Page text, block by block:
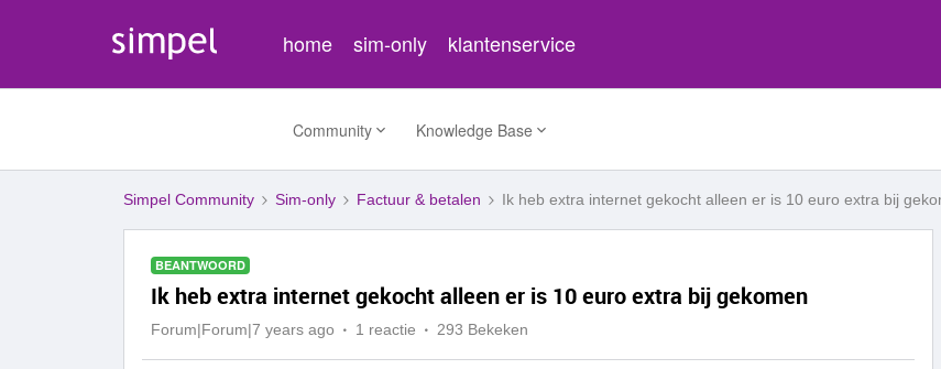
home sim-only klantenservice
Community Knowledge Base
Simpel Community Sim-only Factuur & betalen Ik heb extra internet gekocht alleen er is 10 euro extra bij
BEANTWOORD
Ik heb extra internet gekocht alleen er is 10 euro extra bij gekomen
Forum|Forum|7 years ago 1 reactie 293 Bekeken